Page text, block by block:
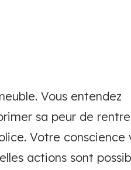
Vous entendez
sa peur de
Votre conscience
actions sont